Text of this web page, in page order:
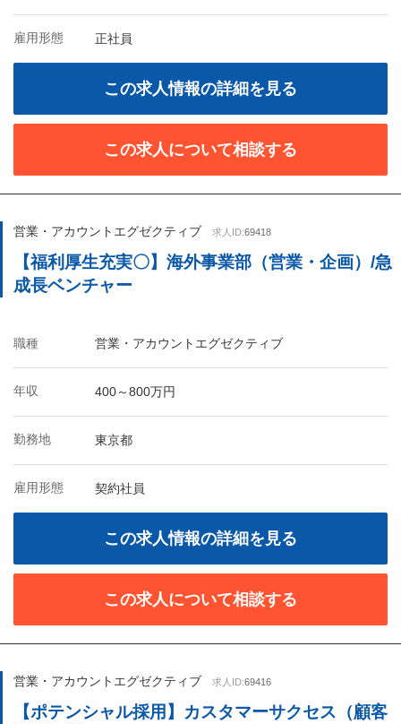
雇用形態 正社員
この求人情報の詳細を見る
この求人について相談する
営業・アカウントエグゼクティブ 求人ID:69418
【福利厚生充実〇】海外事業部（営業・企画）/急
成長ベンチャー
職種 営業・アカウントエグゼクティブ
年収 400～800万円
勤務地 東京都
雇用形態 契約社員
この求人情報の詳細を見る
この求人について相談する
営業・アカウントエグゼクティブ 求人ID:69416
【ポテンシャル採用】カスタマーサクセス（顧客